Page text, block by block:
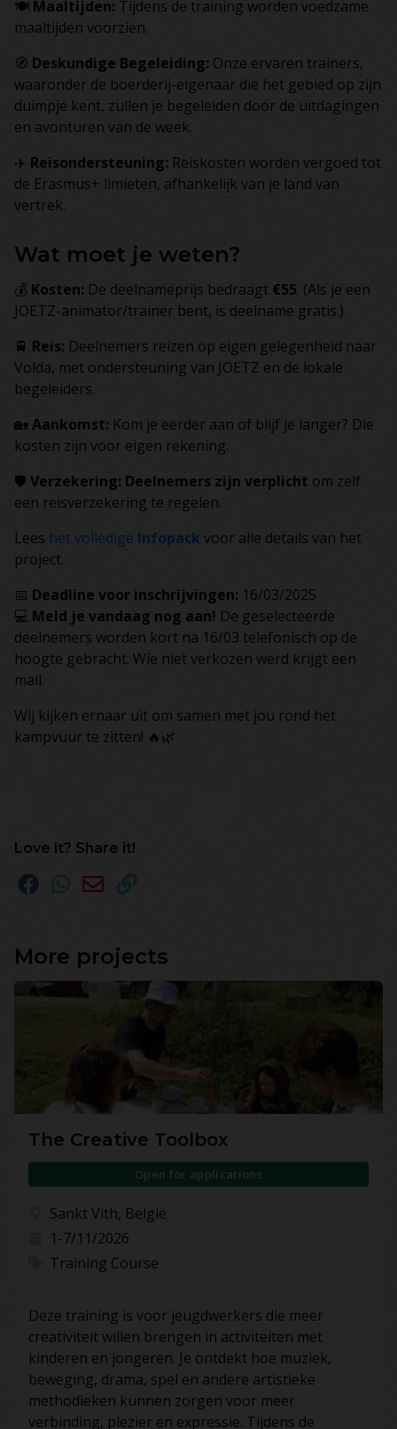
🍽️ Maaltijden: Tijdens de training worden voedzame
maaltijden voorzien.
🧭 Deskundige Begeleiding: Onze ervaren trainers,
waaronder de boerderij-eigenaar die het gebied op zijn
duimpje kent, zullen je begeleiden door de uitdagingen
en avonturen van de week.
✈️ Reisondersteuning: Reiskosten worden vergoed tot
de Erasmus+ limieten, afhankelijk van je land van
vertrek.
Wat moet je weten?
💰 Kosten: De deelnameprijs bedraagt €55. (Als je een
JOETZ-animator/trainer bent, is deelname gratis.)
🚆 Reis: Deelnemers reizen op eigen gelegenheid naar
Volda, met ondersteuning van JOETZ en de lokale
begeleiders.
🏡Aankomst: Kom je eerder aan of blijf je langer? Die
kosten zijn voor eigen rekening.
🛡️ Verzekering: Deelnemers zijn verplicht om zelf
een reisverzekering te regelen.
Lees het volledige Infopack voor alle details van het
project.
📅 Deadline voor inschrijvingen: 16/03/2025
💻 Meld je vandaag nog aan! De geselecteerde
deelnemers worden kort na 16/03 telefonisch op de
hoogte gebracht. Wie niet verkozen werd krijgt een
mail.
Wij kijken ernaar uit om samen met jou rond het
kampvuur te zitten! 🔥🌿
Love it? Share it!
More projects
The Creative Toolbox
Open for applications
Sankt Vith, België
1-7/11/2026
Training Course
Deze training is voor jeugdwerkers die meer
creativiteit willen brengen in activiteiten met
kinderen en jongeren. Je ontdekt hoe muziek,
beweging, drama, spel en andere artistieke
methodieken kunnen zorgen voor meer
verbinding, plezier en expressie. Tijdens de